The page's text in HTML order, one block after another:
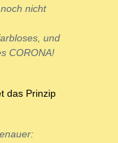
nicht
und
CORONA!
das Prinzip